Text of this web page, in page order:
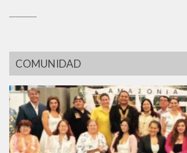
COMUNIDAD